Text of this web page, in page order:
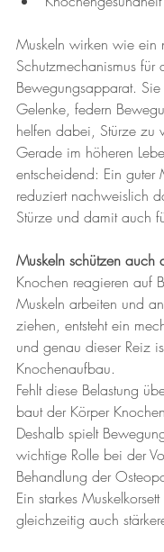
Muskeln wirken wie ein
Schutzmechanismus für
Bewegungsapparat. Sie
Gelenke, federn
helfen dabei, Stürze zu
Gerade im höheren
entscheidend: Ein guter
reduziert nachweislich
Stürze und damit auch
Muskeln schützen auch
Knochen reagieren auf
Muskeln arbeiten und
ziehen, entsteht ein
und genau dieser Reiz
Knochenaufbau.
Fehlt diese Belastung
baut der Körper
Deshalb spielt
wichtige Rolle bei der
Behandlung der
Ein starkes
gleichzeitig auch